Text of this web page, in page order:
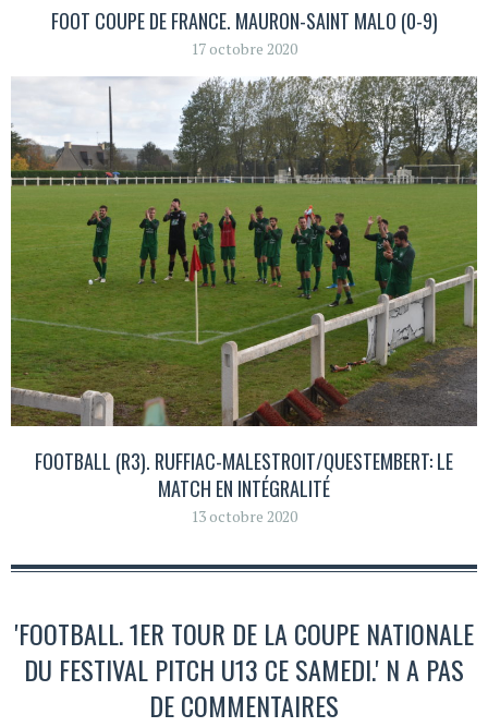
FOOT COUPE DE FRANCE. MAURON-SAINT MALO (0-9)
17 octobre 2020
FOOTBALL (R3). RUFFIAC-MALESTROIT/QUESTEMBERT: LE
MATCH EN INTÉGRALITÉ
13 octobre 2020
'FOOTBALL. 1ER TOUR DE LA COUPE NATIONALE
DU FESTIVAL PITCH U13 CE SAMEDI.' N A PAS
DE COMMENTAIRES